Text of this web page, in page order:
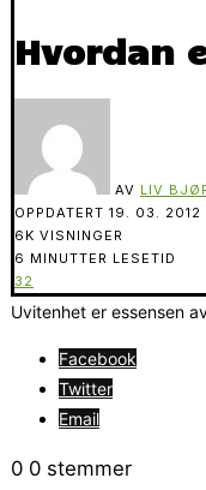
Hvordan
AV LIV
OPPDATERT 19. 03. 2012
6K VISNINGER
6 MINUTTER LESETID
32
Uvitenhet er essensen
Facebook
Twitter
Email
0 0 stemmer